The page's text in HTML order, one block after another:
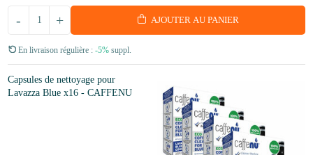
+
- AJOUTER AU PANIER
En livraison régulière : -5% suppl.
Capsules de nettoyage pour
Lavazza Blue x16 - CAFFENU